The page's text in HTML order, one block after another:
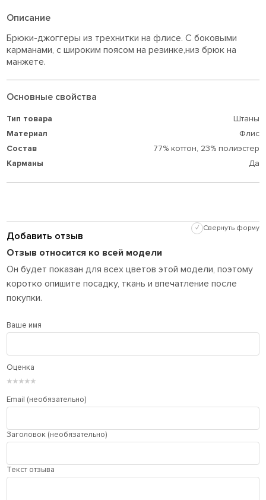
Описание
Брюки-джоггеры из трехнитки на флисе. С боковыми
карманами, с широким поясом на резинке,низ брюк на
манжете.
Основные свойства
Тип товара
Штаны
Материал
Флис
Состав
77% коттон, 23% полиэстер
Карманы
Да
Добавить отзыв
✓ Свернуть форму
Отзыв относится ко всей модели
Он будет показан для всех цветов этой модели, поэтому
коротко опишите посадку, ткань и впечатление после
покупки.
Ваше имя
Оценка
★
★
★
★
★
Email (необязательно)
Заголовок (необязательно)
Текст отзыва